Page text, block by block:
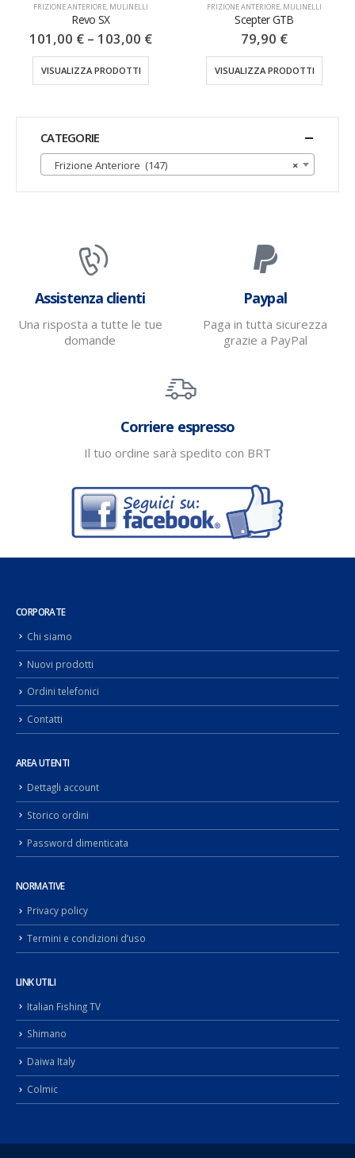
FRIZIONE ANTERIORE, MULINELLI
Revo SX
101,00 € – 103,00 €
VISUALIZZA PRODOTTI
FRIZIONE ANTERIORE, MULINELLI
Scepter GTB
79,90 €
VISUALIZZA PRODOTTI
CATEGORIE
×
Frizione Anteriore (147)
Assistenza clienti
Una risposta a tutte le tue
domande
Paypal
Paga in tutta sicurezza
grazie a PayPal
Corriere espresso
Il tuo ordine sarà spedito con BRT
CORPORATE
Chi siamo
Nuovi prodotti
Ordini telefonici
Contatti
AREA UTENTI
Dettagli account
Storico ordini
Password dimenticata
NORMATIVE
Privacy policy
Termini e condizioni d’uso
LINK UTILI
Italian Fishing TV
Shimano
Daiwa Italy
Colmic